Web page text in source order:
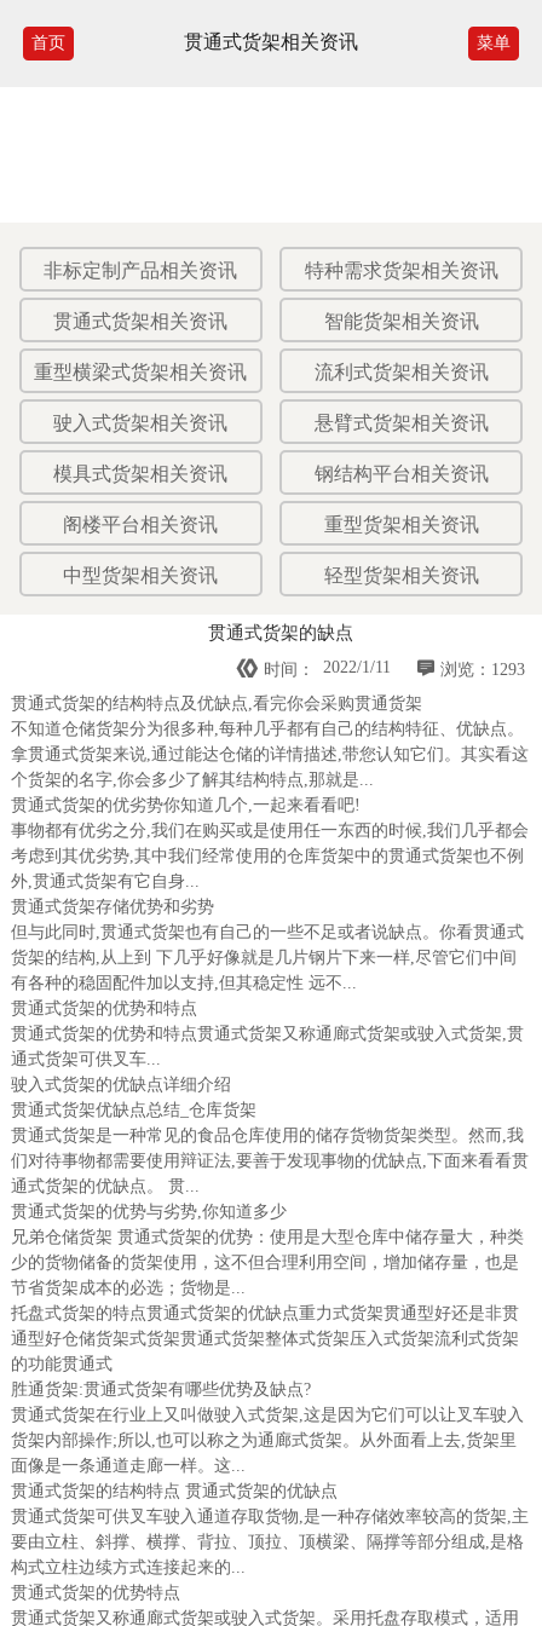
首页 贯通式货架相关资讯 菜单
非标定制产品相关资讯 特种需求货架相关资讯
贯通式货架相关资讯 智能货架相关资讯
重型横梁式货架相关资讯 流利式货架相关资讯
驶入式货架相关资讯 悬臂式货架相关资讯
模具式货架相关资讯 钢结构平台相关资讯
阁楼平台相关资讯 重型货架相关资讯
中型货架相关资讯 轻型货架相关资讯
贯通式货架的缺点
 浏览：1293
 时间：
2022/1/11
贯通式货架的结构特点及优缺点,看完你会采购贯通货架
不知道仓储货架分为很多种,每种几乎都有自己的结构特征、优缺点。
拿贯通式货架来说,通过能达仓储的详情描述,带您认知它们。其实看这
个货架的名字,你会多少了解其结构特点,那就是...
贯通式货架的优劣势你知道几个,一起来看看吧!
事物都有优劣之分,我们在购买或是使用任一东西的时候,我们几乎都会
考虑到其优劣势,其中我们经常使用的仓库货架中的贯通式货架也不例
外,贯通式货架有它自身...
贯通式货架存储优势和劣势
但与此同时,贯通式货架也有自己的一些不足或者说缺点。你看贯通式
货架的结构,从上到 下几乎好像就是几片钢片下来一样,尽管它们中间
有各种的稳固配件加以支持,但其稳定性 远不...
贯通式货架的优势和特点
贯通式货架的优势和特点贯通式货架又称通廊式货架或驶入式货架,贯
通式货架可供叉车...
驶入式货架的优缺点详细介绍
贯通式货架优缺点总结_仓库货架
贯通式货架是一种常见的食品仓库使用的储存货物货架类型。然而,我
们对待事物都需要使用辩证法,要善于发现事物的优缺点,下面来看看贯
通式货架的优缺点。 贯...
贯通式货架的优势与劣势,你知道多少
兄弟仓储货架 贯通式货架的优势：使用是大型仓库中储存量大，种类
少的货物储备的货架使用，这不但合理利用空间，增加储存量，也是
节省货架成本的必选；货物是...
托盘式货架的特点贯通式货架的优缺点重力式货架贯通型好还是非贯
通型好仓储货架式货架贯通式货架整体式货架压入式货架流利式货架
的功能贯通式
胜通货架:贯通式货架有哪些优势及缺点?
贯通式货架在行业上又叫做驶入式货架,这是因为它们可以让叉车驶入
货架内部操作;所以,也可以称之为通廊式货架。从外面看上去,货架里
面像是一条通道走廊一样。这...
贯通式货架的结构特点 贯通式货架的优缺点
贯通式货架可供叉车驶入通道存取货物,是一种存储效率较高的货架,主
要由立柱、斜撑、横撑、背拉、顶拉、顶横梁、隔撑等部分组成,是格
构式立柱边续方式连接起来的...
贯通式货架的优势特点
贯通式货架又称通廊式货架或驶入式货架。采用托盘存取模式，适用